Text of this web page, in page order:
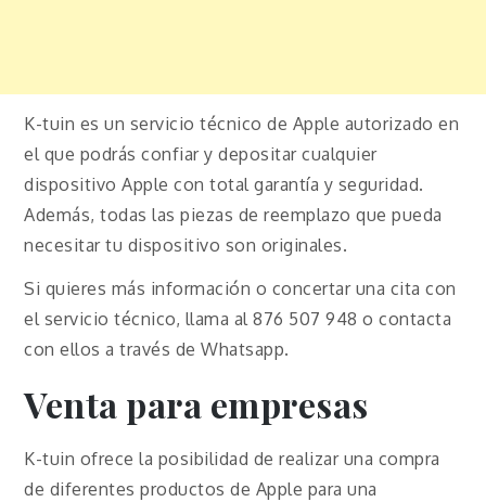
K-tuin es un servicio técnico de Apple autorizado en
el que podrás confiar y depositar cualquier
dispositivo Apple con total garantía y seguridad.
Además, todas las piezas de reemplazo que pueda
necesitar tu dispositivo son originales.
Si quieres más información o concertar una cita con
el servicio técnico, llama al 876 507 948 o contacta
con ellos a través de Whatsapp.
Venta para empresas
K-tuin ofrece la posibilidad de realizar una compra
de diferentes productos de Apple para una